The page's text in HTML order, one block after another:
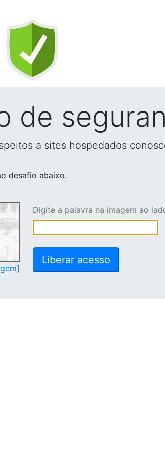
de
a sites hospedados
desafio abaixo.
Digite a palavra na imagem ao